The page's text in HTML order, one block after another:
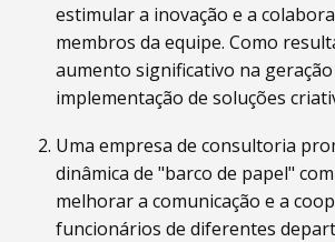
estimular a inovação e a
membros da equipe. Como
aumento significativo na geração
implementação de soluções
Uma empresa de consultoria
dinâmica de "barco de papel"
melhorar a comunicação e a
funcionários de diferentes